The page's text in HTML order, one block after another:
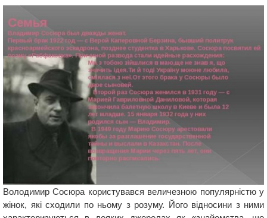
Володимир Сосюра користувався величезною популярністю у
жінок, які сходили по ньому з розуму. Його відносини з ними